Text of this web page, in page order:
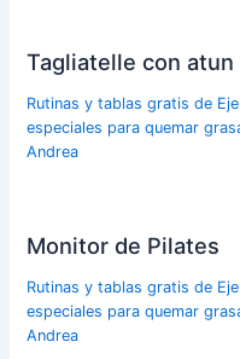
Tagliatelle con atun
Rutinas y tablas gratis de
especiales para quemar
Andrea
Monitor de Pilates
Rutinas y tablas gratis de
especiales para quemar
Andrea